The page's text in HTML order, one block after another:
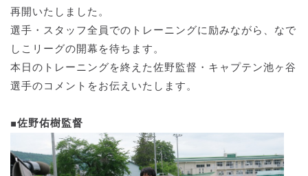
再開いたしました。
選手・スタッフ全員でのトレーニングに励みながら、なで
しこリーグの開幕を待ちます。
本日のトレーニングを終えた佐野監督・キャプテン池ヶ谷
選手のコメントをお伝えいたします。
■佐野佑樹監督